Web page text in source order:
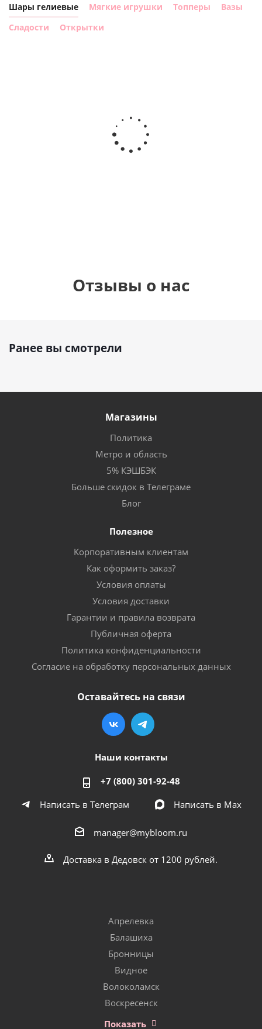
Шары гелиевые Мягкие игрушки Топперы
Вазы
Сладости
Открытки
Шар с
днем
рождения,
с
Отзывы о нас
Ранее вы смотрели
Магазины
Политика
Метро и область
5% КЭШБЭК
Больше скидок в Телеграме
Блог
Полезное
Корпоративным клиентам
Как оформить заказ?
Условия оплаты
Условия доставки
Гарантии и правила возврата
Публичная оферта
Политика конфиденциальности
Согласие на обработку персональных данных
Оставайтесь на связи
Наши контакты
+7 (800) 301-92-48
Написать в Телеграм
Написать в Мах
manager@mybloom.ru
Доставка в Дедовск от 1200 рублей.
Апрелевка
Балашиха
Бронницы
Видное
Волоколамск
Воскресенск
Показать